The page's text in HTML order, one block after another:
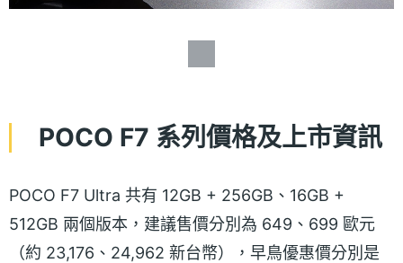
POCO F7 系列價格及上市資訊
POCO F7 Ultra 共有 12GB + 256GB、16GB +
512GB 兩個版本，建議售價分別為 649、699 歐元
（約 23,176、24,962 新台幣），早鳥優惠價分別是